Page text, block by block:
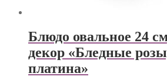
Блюдо овальное 24
декор «Бледные
платина»